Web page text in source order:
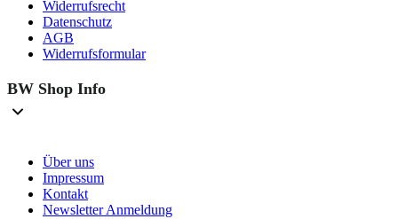
Widerrufsrecht
Datenschutz
AGB
Widerrufsformular
BW Shop Info
Über uns
Impressum
Kontakt
Newsletter Anmeldung